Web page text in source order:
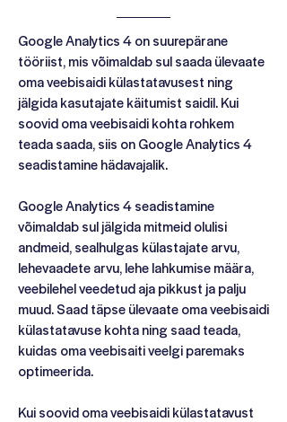
Google Analytics 4 on suurepärane
tööriist, mis võimaldab sul saada ülevaate
oma veebisaidi külastatavusest ning
jälgida kasutajate käitumist saidil. Kui
soovid oma veebisaidi kohta rohkem
teada saada, siis on Google Analytics 4
seadistamine hädavajalik.
Google Analytics 4 seadistamine
võimaldab sul jälgida mitmeid olulisi
andmeid, sealhulgas külastajate arvu,
lehevaadete arvu, lehe lahkumise määra,
veebilehel veedetud aja pikkust ja palju
muud. Saad täpse ülevaate oma veebisaidi
külastatavuse kohta ning saad teada,
kuidas oma veebisaiti veelgi paremaks
optimeerida.
Kui soovid oma veebisaidi külastatavust